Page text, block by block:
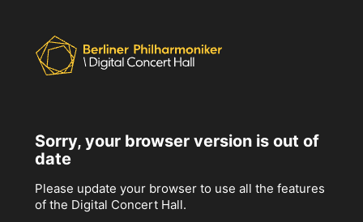
Sorry, your browser version is out of
date
Please update your browser to use all the features
of the Digital Concert Hall.